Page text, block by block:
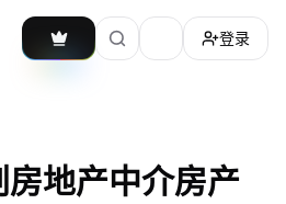
加载主题切换
登录
地产中介房产